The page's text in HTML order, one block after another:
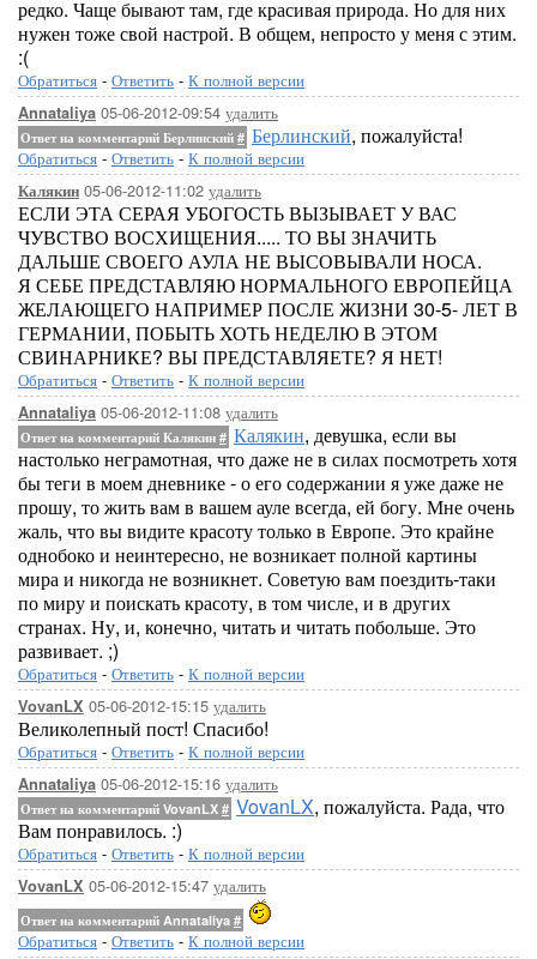
редко. Чаще бывают там, где красивая природа. Но для них
нужен тоже свой настрой. В общем, непросто у меня с этим.
:(
Обратиться - Ответить - К полной версии
Annataliya 05-06-2012-09:54 удалить
Ответ на комментарий Берлинский # Берлинский, пожалуйста!
Обратиться - Ответить - К полной версии
Калякин 05-06-2012-11:02 удалить
ЕСЛИ ЭТА СЕРАЯ УБОГОСТЬ ВЫЗЫВАЕТ У ВАС
ЧУВСТВО ВОСХИЩЕНИЯ..... ТО ВЫ ЗНАЧИТЬ
ДАЛЬШЕ СВОЕГО АУЛА НЕ ВЫСОВЫВАЛИ НОСА.
Я СЕБЕ ПРЕДСТАВЛЯЮ НОРМАЛЬНОГО ЕВРОПЕЙЦА
ЖЕЛАЮЩЕГО НАПРИМЕР ПОСЛЕ ЖИЗНИ 30-5- ЛЕТ В
ГЕРМАНИИ, ПОБЫТЬ ХОТЬ НЕДЕЛЮ В ЭТОМ
СВИНАРНИКЕ? ВЫ ПРЕДСТАВЛЯЕТЕ? Я НЕТ!
Обратиться - Ответить - К полной версии
Annataliya 05-06-2012-11:08 удалить
Ответ на комментарий Калякин # Калякин, девушка, если вы
настолько неграмотная, что даже не в силах посмотреть хотя
бы теги в моем дневнике - о его содержании я уже даже не
прошу, то жить вам в вашем ауле всегда, ей богу. Мне очень
жаль, что вы видите красоту только в Европе. Это крайне
однобоко и неинтересно, не возникает полной картины
мира и никогда не возникнет. Советую вам поездить-таки
по миру и поискать красоту, в том числе, и в других
странах. Ну, и, конечно, читать и читать побольше. Это
развивает. ;)
Обратиться - Ответить - К полной версии
VovanLX 05-06-2012-15:15 удалить
Великолепный пост! Спасибо!
Обратиться - Ответить - К полной версии
Annataliya 05-06-2012-15:16 удалить
Ответ на комментарий VovanLX # VovanLX, пожалуйста. Рада, что
Вам понравилось. :)
Обратиться - Ответить - К полной версии
VovanLX 05-06-2012-15:47 удалить
Ответ на комментарий Annataliya #
Обратиться - Ответить - К полной версии